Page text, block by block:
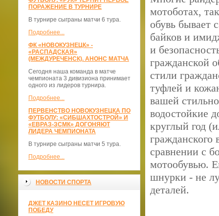
ПОРАЖЕНИЕ В ТУРНИРЕ
В турнире сыграны матчи 6 тура.
Подробнее...
ФК «НОВОКУЗНЕЦК» -
«РАСПАДСКАЯ»
(МЕЖДУРЕЧЕНСК). АНОНС МАТЧА
Сегодня наша команда в матче
чемпионата 3 дивизиона принимает
одного из лидеров турнира.
Подробнее...
ПЕРВЕНСТВО НОВОКУЗНЕЦКА ПО
ФУТБОЛУ: «СИБШАХТОСТРОЙ» И
«ЕВРАЗ-ЗСМК» ДОГОНЯЮТ
ЛИДЕРА ЧЕМПИОНАТА
В турнире сыграны матчи 5 тура.
Подробнее...
НОВОСТИ СПОРТА
ДЖЕТ КАЗИНО НЕСЕТ ИГРОВУЮ
ПОБЕДУ
мотоботах,
обувь бывает
байков и
и
гражданской
стили
туфлей и
вашей
водостойкие
круглый год
сравнении с
мотообувью.
шнурки - не
деталей.